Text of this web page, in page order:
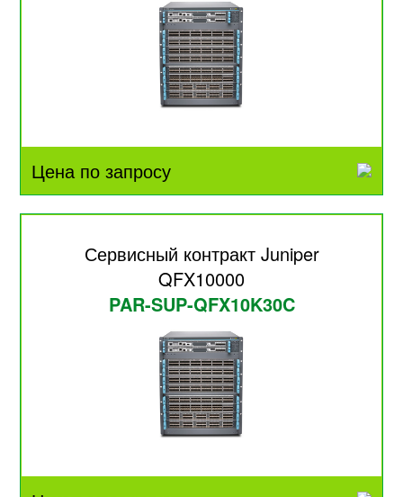
Цена по запросу
Сервисный контракт Juniper
QFX10000
PAR-SUP-QFX10K30C